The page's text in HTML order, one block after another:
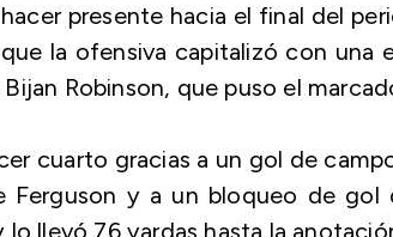
presente hacia el final del
la ofensiva capitalizó con una
Robinson, que puso el
cuarto gracias a un gol de
Ferguson y a un bloqueo de gol
llevó 76 yardas hasta la